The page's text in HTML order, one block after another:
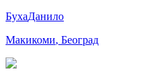
БухаДанило
Макикоми, Београд